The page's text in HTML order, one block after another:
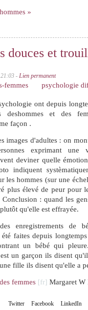
»
douces et
21:03 -Lien permanent
femmes psychologie
ont depuis
deshommes et des
façon .
images d'adultes : on
exprimant
deviner quelle
indiquent
les hommes (sur une
plus élevé de peur pour
: quand les
qu'elle est effrayée.
enregistrements de
faites depuis
un bébé qui
un garçon ils disent
fille ils disent qu'elle a
femmes Margaret
Twitter Facebook LinkedIn